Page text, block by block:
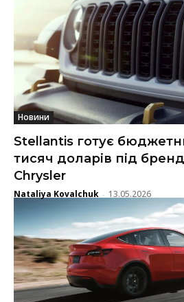
Новини
Stellantis готує
тисяч доларів під
Chrysler
Nataliya Kovalchuk - 13.05.2026